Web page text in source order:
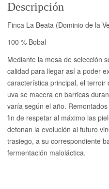
Descripción
Finca La Beata (Dominio de la
100 % Bobal
Mediante la mesa de selección
calidad para llegar así a poder
característica principal, el
uva se macera en barricas
varía según el año.
fin de respetar al máximo las
detonan la evolución al futuro
trasiego, a su correspondiente
fermentación maloláctica.